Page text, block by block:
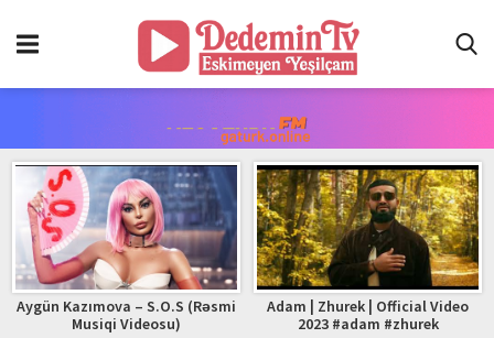
Aygün Kazımova – S.O.S (Rəsmi
Musiqi Videosu)
Adam | Zhurek | Official Video
2023 #adam #zhurek